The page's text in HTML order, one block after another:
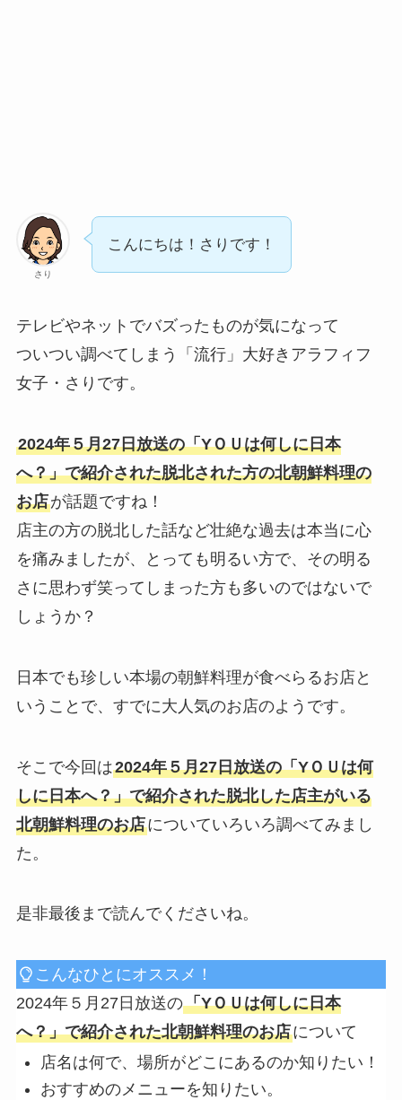
さり
こんにちは！さりです！
テレビやネットでバズったものが気になって
ついつい調べてしまう「流行」大好きアラフィフ
女子・さりです。
2024年５月27日放送の「YＯＵは何しに日本
へ？」で紹介された脱北された方の北朝鮮料理の
お店が話題ですね！
店主の方の脱北した話など壮絶な過去は本当に心
を痛みましたが、とっても明るい方で、その明る
さに思わず笑ってしまった方も多いのではないで
しょうか？
日本でも珍しい本場の朝鮮料理が食べらるお店と
いうことで、すでに大人気のお店のようです。
そこで今回は2024年５月27日放送の「YＯＵは何
しに日本へ？」で紹介された脱北した店主がいる
北朝鮮料理のお店についていろいろ調べてみまし
た。
是非最後まで読んでくださいね。
こんなひとにオススメ！
2024年５月27日放送の「YＯＵは何しに日本
へ？」で紹介された北朝鮮料理のお店について
店名は何で、場所がどこにあるのか知りたい！
おすすめのメニューを知りたい。